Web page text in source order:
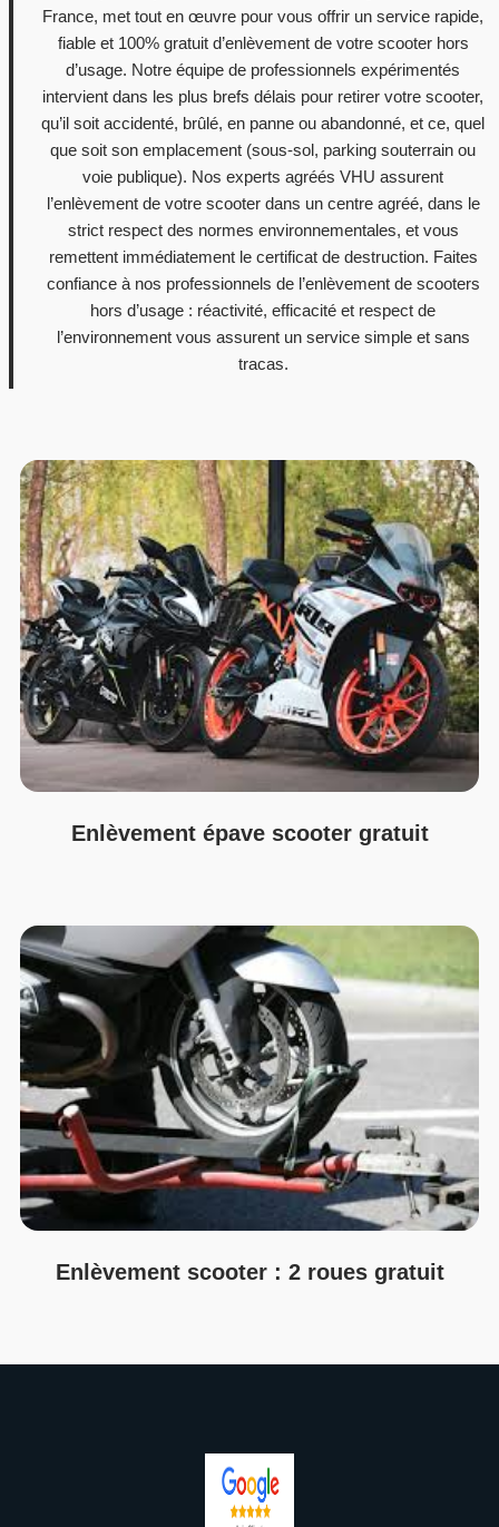
France, met tout en œuvre pour vous offrir un service rapide,
fiable et 100% gratuit d’enlèvement de votre scooter hors
d’usage. Notre équipe de professionnels expérimentés
intervient dans les plus brefs délais pour retirer votre scooter,
qu’il soit accidenté, brûlé, en panne ou abandonné, et ce, quel
que soit son emplacement (sous-sol, parking souterrain ou
voie publique). Nos experts agréés VHU assurent
l’enlèvement de votre scooter dans un centre agréé, dans le
strict respect des normes environnementales, et vous
remettent immédiatement le certificat de destruction. Faites
confiance à nos professionnels de l’enlèvement de scooters
hors d’usage : réactivité, efficacité et respect de
l’environnement vous assurent un service simple et sans
tracas.
Enlèvement épave scooter gratuit
Enlèvement scooter : 2 roues gratuit